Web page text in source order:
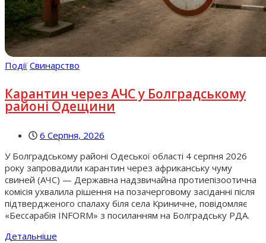
Події Свинарство
Карантин через АЧС у Болградському
районі Одещини
6 Серпня, 2026
У Болградському районі Одеської області 4 серпня 2026
року запровадили карантин через африканську чуму
свиней (АЧС) — Державна надзвичайна протиепізоотична
комісія ухвалила рішення на позачерговому засіданні після
підтвердженого спалаху біля села Криничне, повідомляє
«Бессарабія INFORM» з посиланням на Болградську РДА.
Детальніше